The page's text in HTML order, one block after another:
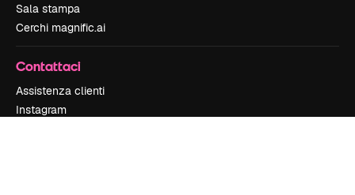
Sala stampa
Cerchi magnific.ai
Contattaci
Assistenza clienti
Instagram